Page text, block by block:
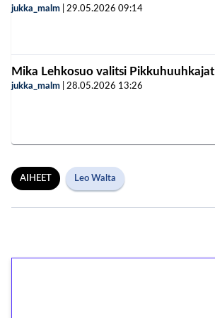
jukka_malm 29.05.2026 09:14
Mika Lehkosuo valitsi Pikkuhuuhkajat
jukka_malm 28.05.2026 13:26
AIHEET Leo Walta